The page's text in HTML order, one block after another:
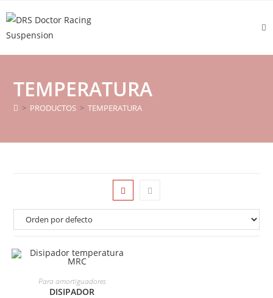
TEMPERATURA
> PRODUCTOS > TEMPERATURA
AÑADIR AL CARRITO
Para amortiguadores
DISIPADOR